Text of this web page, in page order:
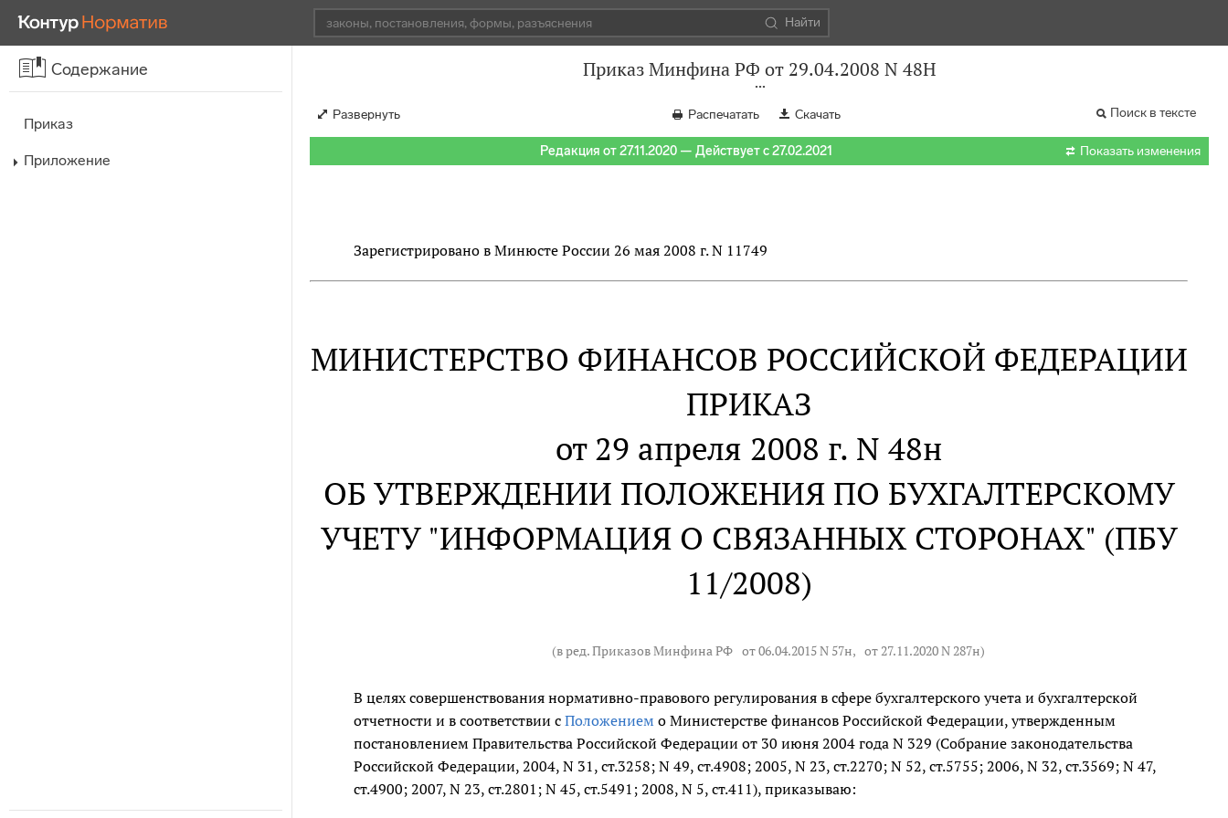
Найти
Содержание
Приказ
Приложение
Приказ Минфина РФ от 29.04.2008 N 48Н
Развернуть Распечатать Скачать Поиск в тексте
Редакция от 27.11.2020 — Действует с 27.02.2021  Показать изменения
Зарегистрировано в Минюсте России 26 мая 2008 г. N 11749
МИНИСТЕРСТВО ФИНАНСОВ РОССИЙСКОЙ ФЕДЕРАЦИИ
ПРИКАЗ
от 29 апреля 2008 г. N 48н
ОБ УТВЕРЖДЕНИИ ПОЛОЖЕНИЯ ПО БУХГАЛТЕРСКОМУ
УЧЕТУ "ИНФОРМАЦИЯ О СВЯЗАННЫХ СТОРОНАХ" (ПБУ
11/2008)
(в ред. Приказов Минфина РФ от 06.04.2015 N 57н, от 27.11.2020 N 287н)
В целях совершенствования нормативно-правового регулирования в сфере бухгалтерского учета и бухгалтерской
отчетности и в соответствии сПоложением о Министерстве финансов Российской Федерации, утвержденным
постановлением Правительства Российской Федерации от 30 июня 2004 года N 329 (Собрание законодательства
Российской Федерации, 2004, N 31, ст.3258; N 49, ст.4908; 2005, N 23, ст.2270; N 52, ст.5755; 2006, N 32, ст.3569; N 47,
ст.4900; 2007, N 23, ст.2801; N 45, ст.5491; 2008, N 5, ст.411), приказываю: